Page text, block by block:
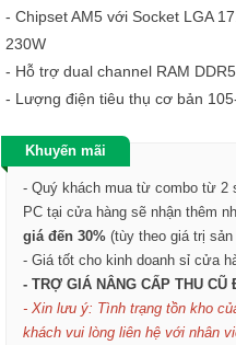
- Chipset AM5 với Socket LGA
230W
- Hỗ trợ dual channel RAM DDR5
- Lượng điện tiêu thụ cơ bản
Khuyến mãi
- Quý khách mua từ combo từ 2
PC tại cửa hàng sẽ nhận thêm
giá đến 30% (tùy theo giá trị sản
- Giá tốt cho kinh doanh sỉ cửa
- TRỢ GIÁ NÂNG CẤP THU CŨ
- Xin lưu ý: Tình trạng tồn kho
khách vui lòng liên hệ với nhân